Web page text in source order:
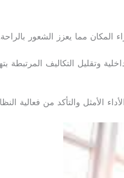
وتقليل التكاليف المرتبطة
الأمثل والتأكد من فعالية